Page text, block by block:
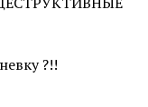
?!!